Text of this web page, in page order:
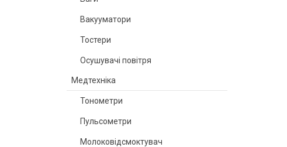
Вакууматори
Тостери
Осушувачі повітря
Медтехніка
Тонометри
Пульсометри
Молоковідсмоктувач